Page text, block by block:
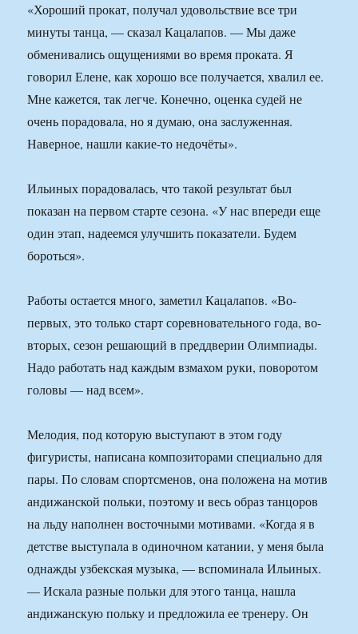
«Хороший прокат, получал удовольствие все три
минуты танца, — сказал Кацалапов. — Мы даже
обменивались ощущениями во время проката. Я
говорил Елене, как хорошо все получается, хвалил ее.
Мне кажется, так легче. Конечно, оценка судей не
очень порадовала, но я думаю, она заслуженная.
Наверное, нашли какие-то недочёты».
Ильиных порадовалась, что такой результат был
показан на первом старте сезона. «У нас впереди еще
один этап, надеемся улучшить показатели. Будем
бороться».
Работы остается много, заметил Кацалапов. «Во-
первых, это только старт соревновательного года, во-
вторых, сезон решающий в преддверии Олимпиады.
Надо работать над каждым взмахом руки, поворотом
головы — над всем».
Мелодия, под которую выступают в этом году
фигуристы, написана композиторами специально для
пары. По словам спортсменов, она положена на мотив
андижанской польки, поэтому и весь образ танцоров
на льду наполнен восточными мотивами. «Когда я в
детстве выступала в одиночном катании, у меня была
однажды узбекская музыка, — вспоминала Ильиных.
— Искала разные польки для этого танца, нашла
андижанскую польку и предложила ее тренеру. Он